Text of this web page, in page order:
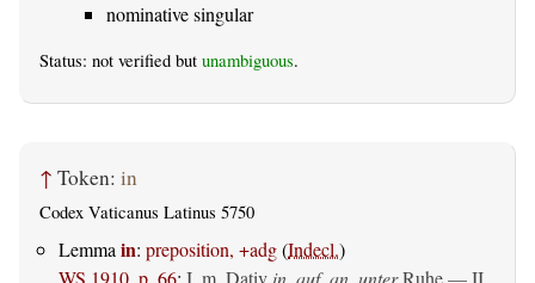
nominative singular
Status: not verified but unambiguous.
↑ Token: in
Codex Vaticanus Latinus 5750
Lemma in: preposition, +adg(Indecl.)
WS 1910, p. 66: I. m. Dativ in, auf, an, unterRuhe — II.